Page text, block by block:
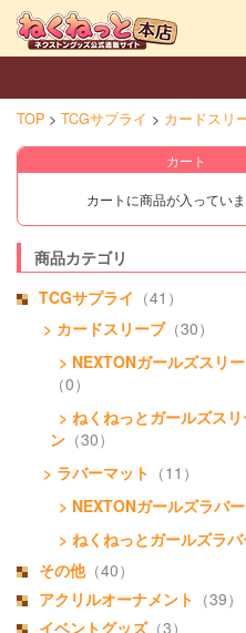
TOP TCGサプライ カードスリ
カート
カートに商品が入っていま
商品カテゴリ
TCGサプライ （41）
> カードスリーブ（30）
> NEXTONガールズスリ
（0）
> ねくねっとガールズス
ン （30）
> ラバーマット （11）
> NEXTONガールズラバ
> ねくねっとガールズラ
その他（40）
アクリルオーナメント （39）
イベントグッズ（3）